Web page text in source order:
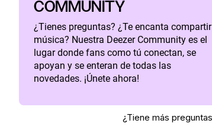
COMMUNITY
¿Tienes preguntas? ¿Te encanta compartir
música? Nuestra Deezer Community es el
lugar donde fans como tú conectan, se
apoyan y se enteran de todas las
novedades. ¡Únete ahora!
¿Tiene más